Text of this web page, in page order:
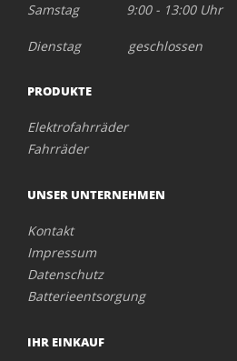
Samstag 9:00 - 13:00 Uhr
Dienstag geschlossen
PRODUKTE
Elektrofahrräder
Fahrräder
UNSER UNTERNEHMEN
Kontakt
Impressum
Datenschutz
Batterieentsorgung
IHR EINKAUF